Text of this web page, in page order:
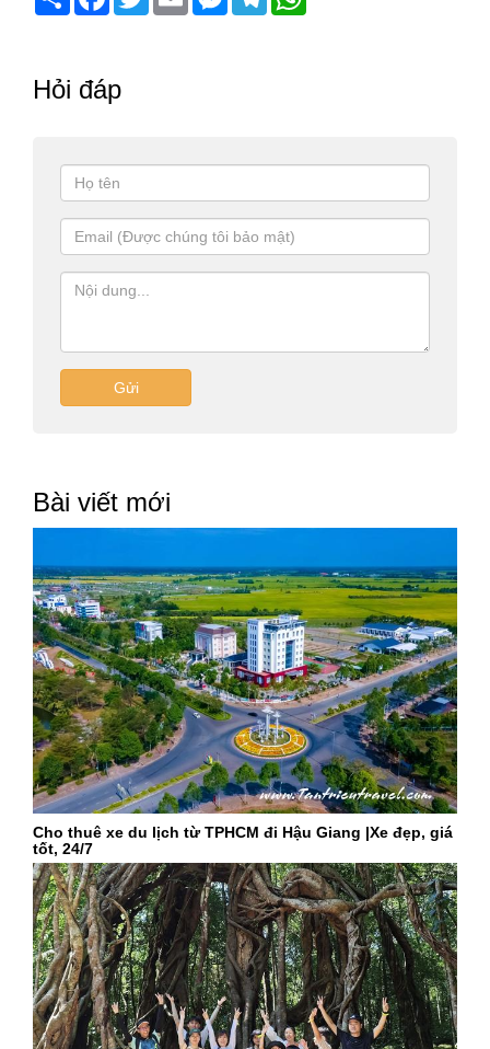
Hỏi đáp
Gửi
Bài viết mới
Cho thuê xe du lịch từ TPHCM đi Hậu Giang |Xe đẹp, giá
tốt, 24/7